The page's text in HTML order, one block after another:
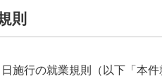
則
施行の就業規則（以下「本